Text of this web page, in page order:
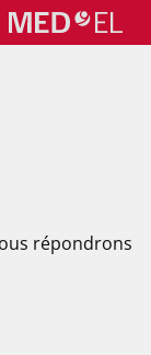
répondrons